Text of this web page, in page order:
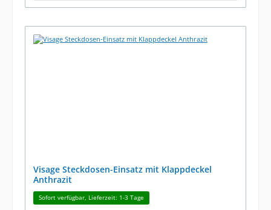
Visage Steckdosen-Einsatz mit Klappdeckel
Anthrazit
Sofort verfügbar, Lieferzeit: 1-3 Tage